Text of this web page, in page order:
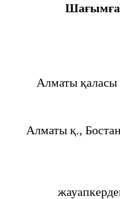
Шағымға
Алматы қаласы
Алматы қ.,